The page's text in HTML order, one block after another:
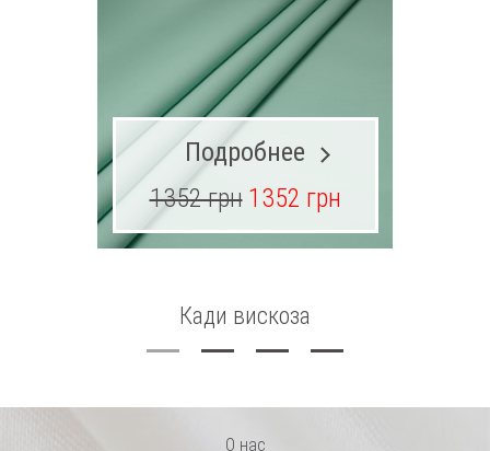
Кади вискоза
Подробнее
1352 грн 1352 грн
О нас